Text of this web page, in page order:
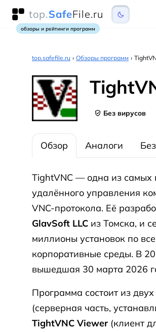
top.SafeFile.ru
обзоры и рейтинги программ
top.safefile.ru › Обзоры программ ›
Без вирусов
Обзор Аналоги
TightVNC — одна из самых
удалённого управления
VNC-протокола. Её
GlavSoft LLC из Томска, и
миллионы установок по
корпоративные среды. В
вышедшая 30 марта 2026
Программа состоит из
(серверная часть,
TightVNC Viewer (клиент